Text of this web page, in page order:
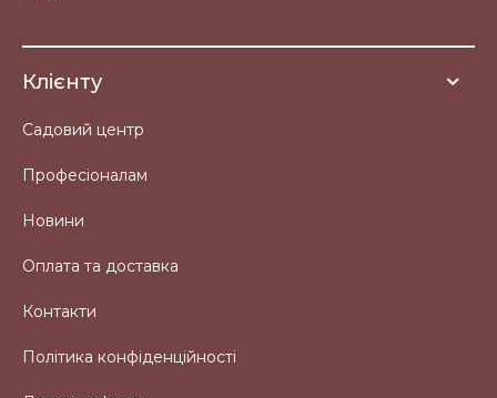
Клієнту
Садовий центр
Професіоналам
Новини
Оплата та доставка
Контакти
Політика конфіденційності